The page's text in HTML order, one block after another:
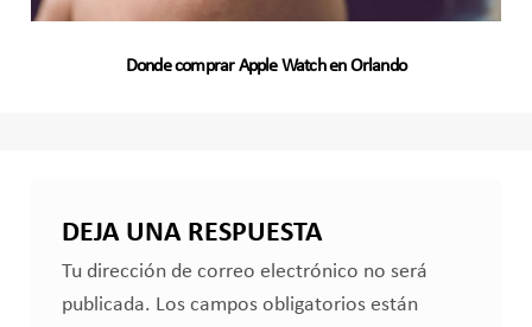
Donde comprar Apple Watch en Orlando
DEJA UNA RESPUESTA
Tu dirección de correo electrónico no será
publicada. Los campos obligatorios están